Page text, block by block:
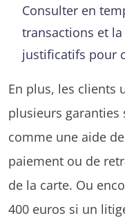
Consulter en
transactions et
justificatifs pour
En plus, les clients
plusieurs
comme une aide
paiement ou de
de la carte. Ou
400 euros si un